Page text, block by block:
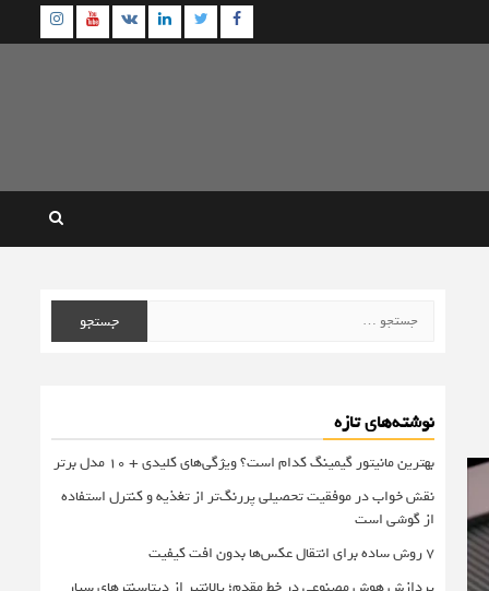
Facebook
Twitter
Linkedin
VK
برای:
نوشته‌های تازه
بهترین مانیتور گیمینگ کدام است؟ ویژگی‌های کلیدی + 10 مدل برتر
نقش خواب در موفقیت تحصیلی پررنگ‌تر از تغذیه و کنترل استفاده
از گوشی است
۷ روش ساده برای انتقال عکس‌ها بدون افت کیفیت